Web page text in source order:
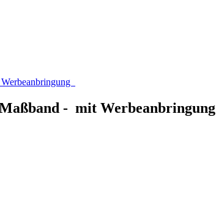
- mit Werbeanbringung